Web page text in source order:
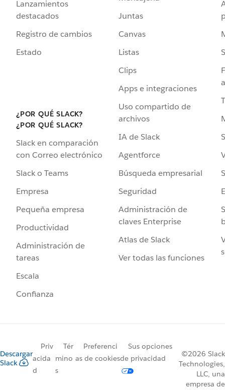
Lanzamientos
destacados
Registro de cambios
Estado
¿POR QUÉ SLACK?
¿POR QUÉ SLACK?
Slack en comparación
con Correo electrónico
Slack o Teams
Empresa
Pequeña empresa
Productividad
Administración de
tareas
Escala
Confianza
Juntas
Canvas
Listas
Clips
Apps e integraciones
Uso compartido de
archivos
IA de Slack
Agentforce
Búsqueda empresarial
Seguridad
Administración de
claves Enterprise
Atlas de Slack
Ver todas las funciones
Descargar
Slack
Priv
acida
d
Tér
mino
s
Preferenci
as de cookies
Sus opciones
de privacidad
©2026 Slack
Technologies,
LLC, una
empresa de